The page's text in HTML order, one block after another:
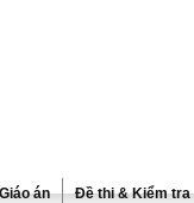
Giáo án Đề thi & Kiểm tra